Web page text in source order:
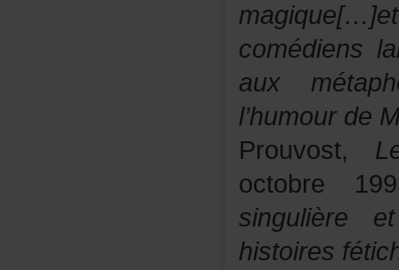
Prouvost,